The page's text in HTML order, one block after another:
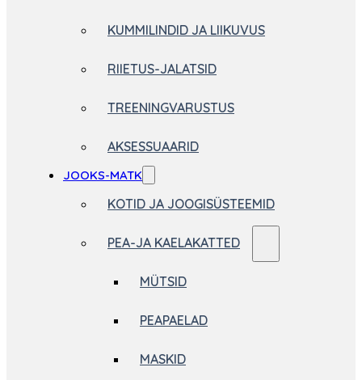
KUMMILINDID JA LIIKUVUS
RIIETUS-JALATSID
TREENINGVARUSTUS
AKSESSUAARID
JOOKS-MATK
KOTID JA JOOGISÜSTEEMID
PEA-JA KAELAKATTED
MÜTSID
PEAPAELAD
MASKID